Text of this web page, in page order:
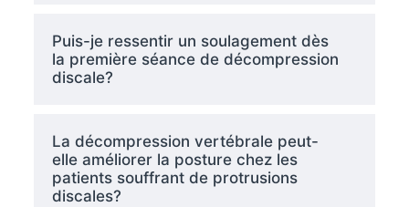
Puis-je ressentir un soulagement dès
la première séance de décompression
discale?
La décompression vertébrale peut-
elle améliorer la posture chez les
patients souffrant de protrusions
discales?